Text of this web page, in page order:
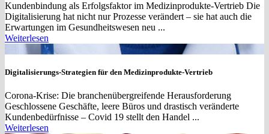
Kundenbindung als Erfolgsfaktor im Medizinprodukte-Vertrieb Die
Digitalisierung hat nicht nur Prozesse verändert – sie hat auch die
Erwartungen im Gesundheitswesen neu ...
Weiterlesen
Digitalisierungs-Strategien für den Medizinprodukte-Vertrieb
Corona-Krise: Die branchenübergreifende Herausforderung
Geschlossene Geschäfte, leere Büros und drastisch veränderte
Kundenbedürfnisse – Covid 19 stellt den Handel ...
Weiterlesen